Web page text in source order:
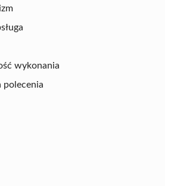
wykonania
polecenia